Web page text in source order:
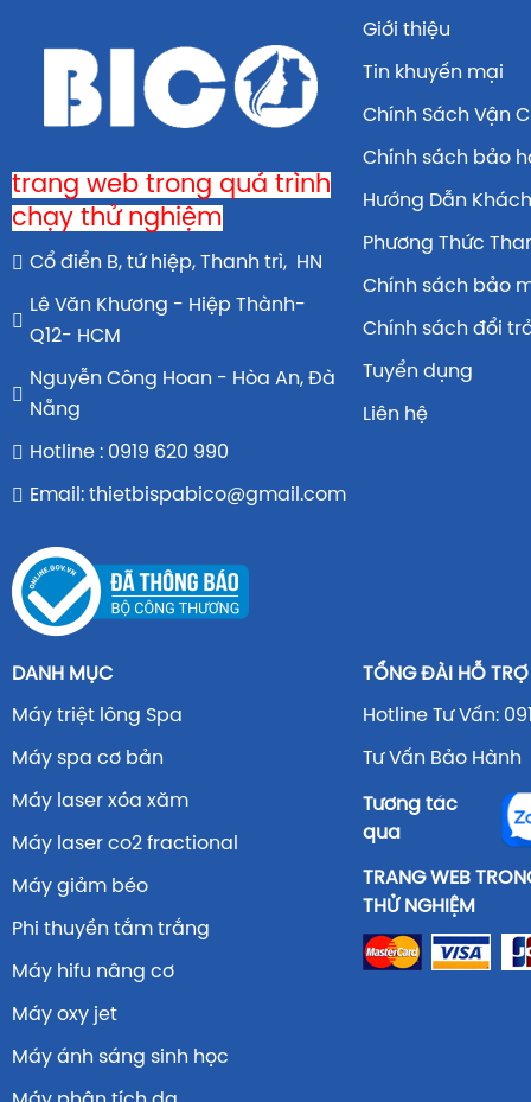
trang web trong quá trình
chạy thử nghiệm
Cổ điển B, tứ hiệp, Thanh trì, HN
Lê Văn Khương - Hiệp Thành-
Q12- HCM
Nguyễn Công Hoan - Hòa An, Đà
Nẵng
Hotline : 0919 620 990
Email: thietbispabico@gmail.com
Giới thiệu
Tin khuyến mại
Chính Sách Vận
Chính sách bảo
Hướng Dẫn
Phương Thức
Chính sách bảo
Chính sách đổi
Tuyển dụng
Liên hệ
DANH MỤC
Máy triệt lông Spa
Máy spa cơ bản
Máy laser xóa xăm
Máy laser co2 fractional
Máy giảm béo
Phi thuyền tắm trắng
Máy hifu nâng cơ
Máy oxy jet
Máy ánh sáng sinh học
TỔNG ĐÀI HỖ TRỢ
Hotline Tư Vấn:
Tư Vấn Bảo Hành
Tương tác
qua
TRANG WEB
THỬ NGHIỆM